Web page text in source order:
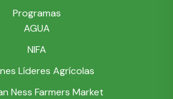
Programas
AGUA
NIFA
Líderes Agrícolas
Ness Farmers Market